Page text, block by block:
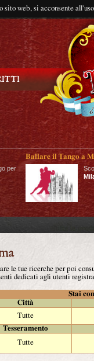
sito web, si acconsente
per
Ballare il Tango a
le tue ricerche per poi
dedicati agli utenti
Stai
Città
Tutte
Tesseramento
Tutte